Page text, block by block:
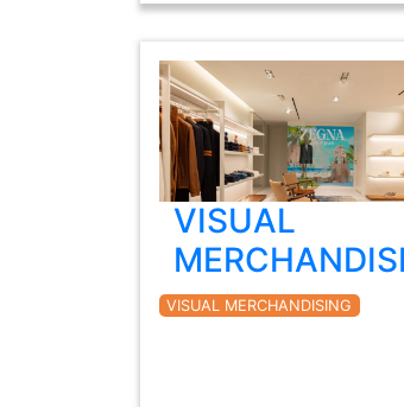
VISUAL
VISUAL MERCHANDISING